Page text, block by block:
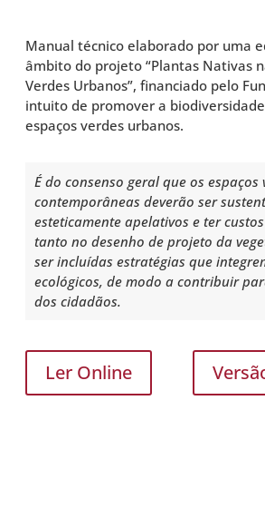
Manual técnico elaborado por uma
âmbito do projeto “Plantas Nativas
Verdes Urbanos”, financiado pelo
intuito de promover a
espaços verdes urbanos.
É do consenso geral que os espaços
contemporâneas deverão ser
esteticamente apelativos e ter
tanto no desenho de projeto da
ser incluídas estratégias que
ecológicos, de modo a contribuir
dos cidadãos.
Ler Online